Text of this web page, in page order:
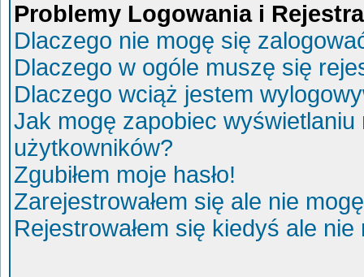
Problemy Logowania i
Dlaczego nie mogę się
Dlaczego w ogóle muszę się
Dlaczego wciąż jestem
Jak mogę zapobiec
użytkowników?
Zgubiłem moje hasło!
Zarejestrowałem się ale nie
Rejestrowałem się kiedyś ale